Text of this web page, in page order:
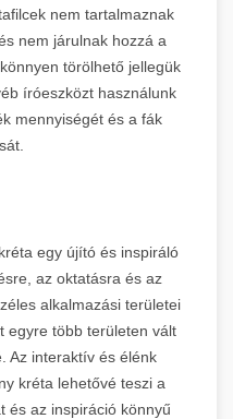
nem tartalmaznak
nem járulnak hozzá a
törölhető jellegük
íróeszközt használunk
mennyiségét és a fák
egy újító és inspiráló
az oktatásra és az
alkalmazási területei
egyre több területen vált
Az interaktív és élénk
kréta lehetővé teszi a
és az inspiráció könnyű